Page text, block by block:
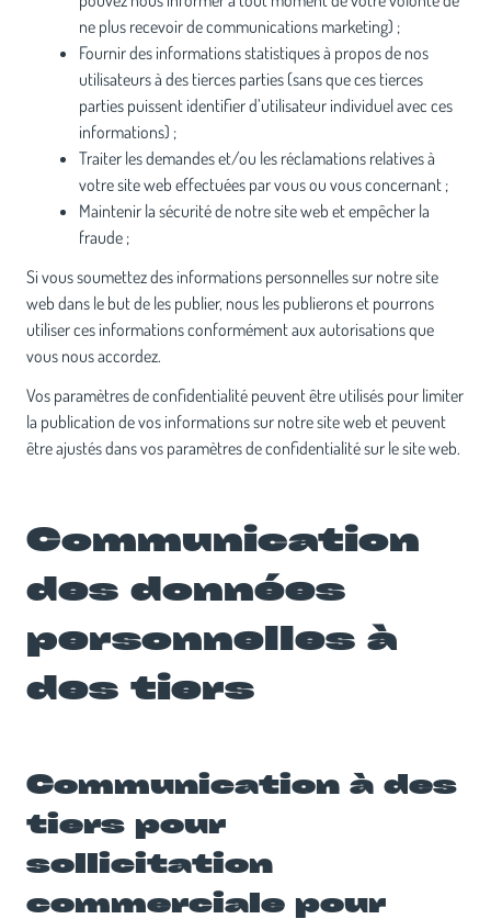
ne plus recevoir de communications marketing) ;
Fournir des informations statistiques à propos de nos
utilisateurs à des tierces parties (sans que ces tierces
parties puissent identifier d’utilisateur individuel avec ces
informations) ;
Traiter les demandes et/ou les réclamations relatives à
votre site web effectuées par vous ou vous concernant ;
Maintenir la sécurité de notre site web et empêcher la
fraude ;
Si vous soumettez des informations personnelles sur notre site
web dans le but de les publier, nous les publierons et pourrons
utiliser ces informations conformément aux autorisations que
vous nous accordez.
Vos paramètres de confidentialité peuvent être utilisés pour limiter
la publication de vos informations sur notre site web et peuvent
être ajustés dans vos paramètres de confidentialité sur le site web.
Communication
des données
personnelles à
des tiers
Communication à des
tiers pour
sollicitation
commerciale pour